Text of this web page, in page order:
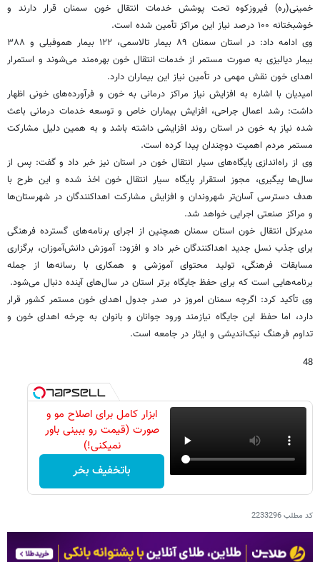
خمینی(ره) فیروزکوه تحت پوشش خدمات انتقال خون سمنان قرار دارند و
خوشبختانه ۱۰۰ درصد نیاز این مراکز تأمین شده است.
وی ادامه داد: در استان سمنان ۸۹ بیمار تالاسمی، ۱۲۲ بیمار هموفیلی و ۳۸۸
بیمار دیالیزی به صورت مستمر از خدمات انتقال خون بهره‌مند می‌شوند و استمرار
اهدای خون نقش مهمی در تأمین نیاز این بیماران دارد.
امیدیان با اشاره به افزایش نیاز مراکز درمانی به خون و فرآورده‌های خونی اظهار
داشت: رشد اعمال جراحی، افزایش بیماران خاص و توسعه خدمات درمانی باعث
شده نیاز به خون در استان روند افزایشی داشته باشد و به همین دلیل مشارکت
مستمر مردم اهمیت دوچندان پیدا کرده است.
وی از راه‌اندازی پایگاه‌های سیار انتقال خون در استان نیز خبر داد و گفت: پس از
سال‌ها پیگیری، مجوز استقرار پایگاه سیار انتقال خون اخذ شده و این طرح با
هدف دسترسی آسان‌تر شهروندان و افزایش مشارکت اهداکنندگان در شهرستان‌ها
و مراکز صنعتی اجرایی خواهد شد.
مدیرکل انتقال خون استان سمنان همچنین از اجرای برنامه‌های گسترده فرهنگی
برای جذب نسل جدید اهداکنندگان خبر داد و افزود: آموزش دانش‌آموزان، برگزاری
مسابقات فرهنگی، تولید محتوای آموزشی و همکاری با رسانه‌ها از جمله
برنامه‌هایی است که برای حفظ جایگاه برتر استان در سال‌های آینده دنبال می‌شود.
وی تأکید کرد: اگرچه سمنان امروز در صدر جدول اهدای خون مستمر کشور قرار
دارد، اما حفظ این جایگاه نیازمند ورود جوانان و بانوان به چرخه اهدای خون و
تداوم فرهنگ نیک‌اندیشی و ایثار در جامعه است.
48
ابزار کامل برای اصلاح مو و
صورت (قیمت رو ببینی باور
نمیکنی!)
باتخفیف بخر
کد مطلب2233296